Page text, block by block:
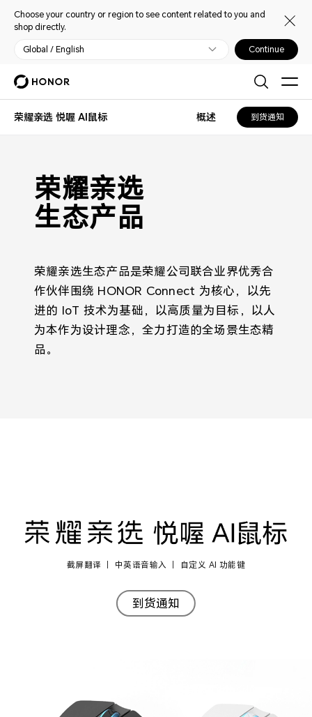
Choose your country or region to see content related to you and
shop directly.
Global / English Continue
荣耀亲选 悦喔 AI鼠标 概述 到货通知
荣耀亲选
生态产品
荣耀亲选生态产品是荣耀公司联合业界优秀合
作伙伴围绕 HONOR Connect 为核心，以先
进的 IoT 技术为基础，以高质量为目标，以人
为本作为设计理念，全力打造的全场景生态精
品。
截屏翻译 ｜ 中英语音输入 ｜ 自定义 AI 功能键
到货通知